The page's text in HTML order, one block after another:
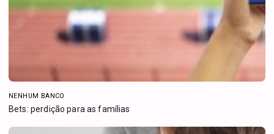
NENHUM BANCO
Bets: perdição para as famílias